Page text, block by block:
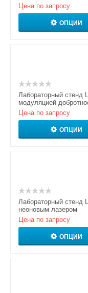
Цена по запросу
ОПЦИИ
Лабораторный стенд
модуляцией
Цена по запросу
ОПЦИИ
Лабораторный стенд
неоновым лазером
Цена по запросу
ОПЦИИ